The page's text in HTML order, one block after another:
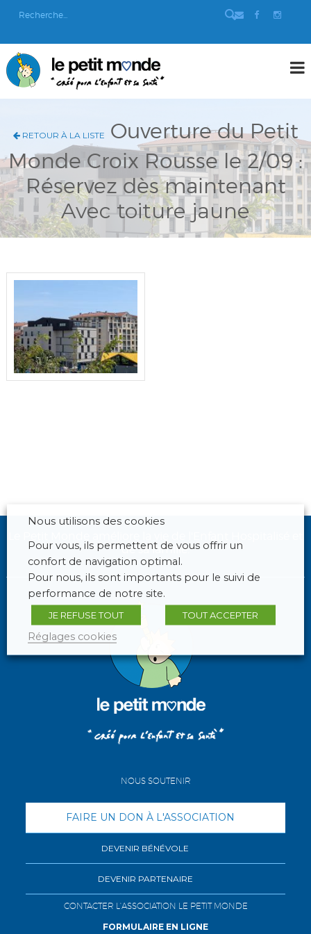
RETOUR À LA LISTE
Ouverture du Petit
Monde Croix Rousse le 2/09 :
Réservez dès maintenant
Avec toiture jaune
de sa famille.
NOUS SOUTENIR
FAIRE UN DON À L'ASSOCIATION
DEVENIR BÉNÉVOLE
DEVENIR PARTENAIRE
CONTACTER L'ASSOCIATION LE PETIT MONDE
FORMULAIRE EN LIGNE
Nous utilisons des cookies
Pour vous, ils permettent de vous offrir un
confort de navigation optimal.
Pour nous, ils sont importants pour le suivi de
performance de notre site.
JE REFUSE TOUT TOUT ACCEPTER
Réglages cookies